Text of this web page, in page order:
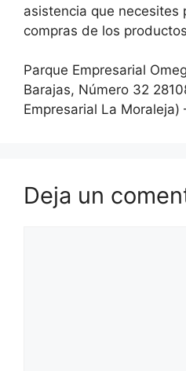
asistencia que necesites
compras de los
Parque Empresarial
Barajas, Número 32
Empresarial La Moraleja)
Deja un